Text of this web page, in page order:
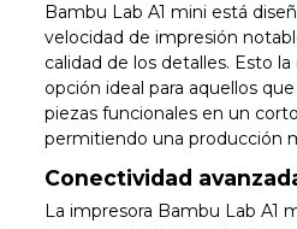
Bambu Lab A1 mini está
velocidad de impresión
calidad de los detalles. Esto
opción ideal para aquellos
piezas funcionales en un
permitiendo una producción
Conectividad
La impresora Bambu Lab A1